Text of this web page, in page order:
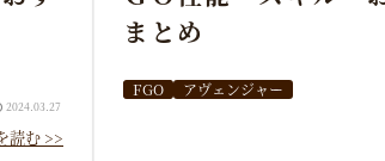
2024.03.27
まとめ
FGO アヴェンジャー